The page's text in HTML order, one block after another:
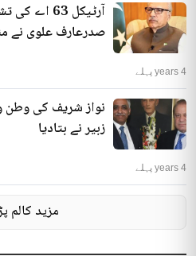
آرٹیکل 63
صدرعارف علوی نے
4 years پہلے
نواز شریف کی
زبیر نے بتادیا
4 years پہلے
مزید کالم